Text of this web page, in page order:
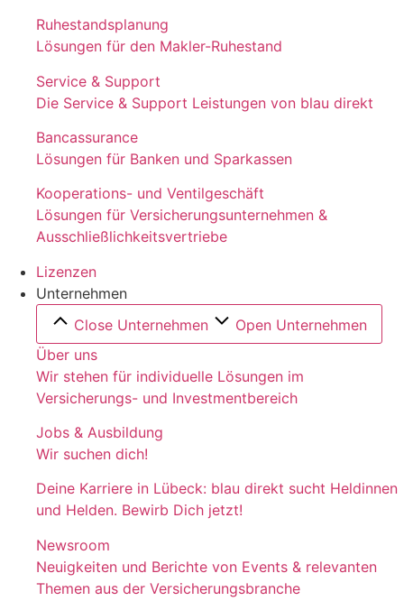
Ruhestandsplanung
Lösungen für den Makler-Ruhestand
Service & Support
Die Service & Support Leistungen von blau direkt
Bancassurance
Lösungen für Banken und Sparkassen
Kooperations- und Ventilgeschäft
Lösungen für Versicherungsunternehmen &
Ausschließlichkeitsvertriebe
Lizenzen
Unternehmen
Close Unternehmen
Open Unternehmen
Über uns
Wir stehen für individuelle Lösungen im
Versicherungs- und Investmentbereich
Jobs & Ausbildung
Wir suchen dich!
Deine Karriere in Lübeck: blau direkt sucht Heldinnen
und Helden. Bewirb Dich jetzt!
Newsroom
Neuigkeiten und Berichte von Events & relevanten
Themen aus der Versicherungsbranche